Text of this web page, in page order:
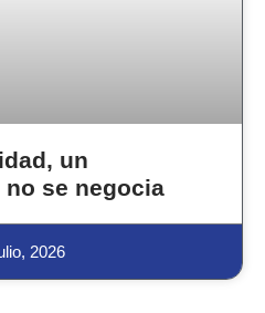
un
se negocia
2026